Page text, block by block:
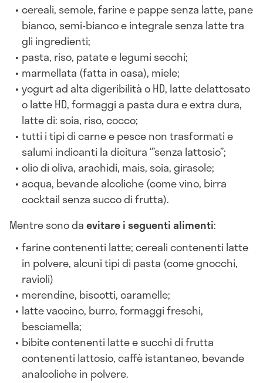
cereali, semole, farine e pappe senza latte, pane
bianco, semi-bianco e integrale senza latte tra
gli ingredienti;
pasta, riso, patate e legumi secchi;
marmellata (fatta in casa), miele;
yogurt ad alta digeribilità o HD, latte delattosato
o latte HD, formaggi a pasta dura e extra dura,
latte di: soia, riso, cocco;
tutti i tipi di carne e pesce non trasformati e
salumi indicanti la dicitura ‘”senza lattosio”;
olio di oliva, arachidi, mais, soia, girasole;
acqua, bevande alcoliche (come vino, birra
cocktail senza succo di frutta).
Mentre sono daevitare i seguenti alimenti:
farine contenenti latte; cereali contenenti latte
in polvere, alcuni tipi di pasta (come gnocchi,
ravioli)
merendine, biscotti, caramelle;
latte vaccino, burro, formaggi freschi,
besciamella;
bibite contenenti latte e succhi di frutta
contenenti lattosio, caffè istantaneo, bevande
analcoliche in polvere.